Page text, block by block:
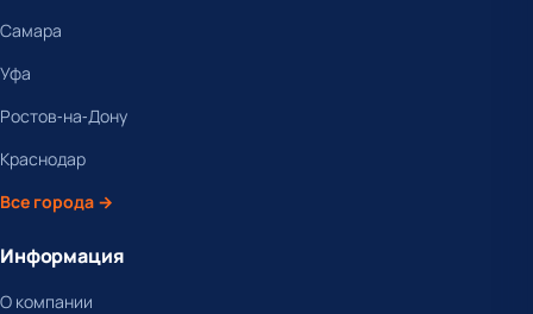
Самара
Уфа
Ростов-на-Дону
Краснодар
Все города →
Информация
О компании